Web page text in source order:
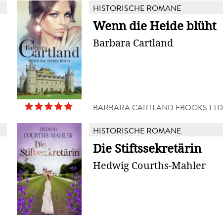
HISTORISCHE ROMANE
Wenn die Heide blüht
Barbara Cartland
BARBARA CARTLAND EBOOKS LTD
HISTORISCHE ROMANE
Die Stiftssekretärin
Hedwig Courths-Mahler